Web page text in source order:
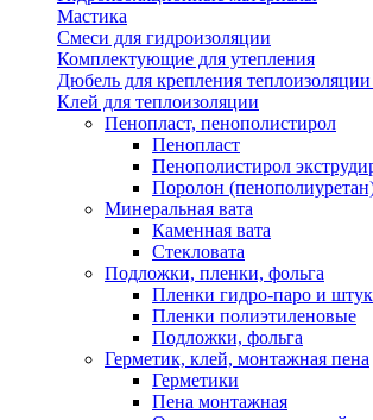
Мастика
Смеси для гидроизоляции
Комплектующие для утепления
Дюбель для крепления
Клей для теплоизоляции
Пенопласт, пенополистирол
Пенопласт
Пенополистирол
Поролон
Минеральная вата
Каменная вата
Стекловата
Подложки, пленки, фольга
Пленки гидро-паро и
Пленки полиэтиленовые
Подложки, фольга
Герметик, клей, монтажная пена
Герметики
Пена монтажная